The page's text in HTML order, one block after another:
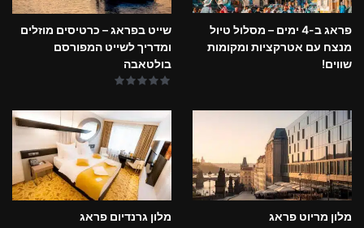
פראג ב-4 ימים – מסלול טיול
מנצח עם אטרקציות ומקומות
שווים!
שייט בפראג – כרטיסים מוזלים
ומדריך לשייט המפורסם
בולטאבה
מלון מריוט פראג מלון גרנדיום פראג